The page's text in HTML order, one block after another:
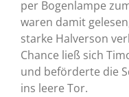
per Bogenlampe
waren damit
starke Halverson
Chance ließ sich
und beförderte die
ins leere Tor.